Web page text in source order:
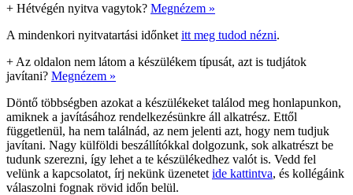
+ Hétvégén nyitva vagytok? Megnézem »
A mindenkori nyitvatartási időnket itt meg tudod nézni.
+ Az oldalon nem látom a készülékem típusát, azt is tudjátok
javítani? Megnézem »
Döntő többségben azokat a készülékeket találod meg honlapunkon,
amiknek a javításához rendelkezésünkre áll alkatrész. Ettől
függetlenül, ha nem találnád, az nem jelenti azt, hogy nem tudjuk
javítani. Nagy külföldi beszállítókkal dolgozunk, sok alkatrészt be
tudunk szerezni, így lehet a te készülékedhez valót is. Vedd fel
velünk a kapcsolatot, írj nekünk üzenetet ide kattintva, és kollégáink
válaszolni fognak rövid időn belül.